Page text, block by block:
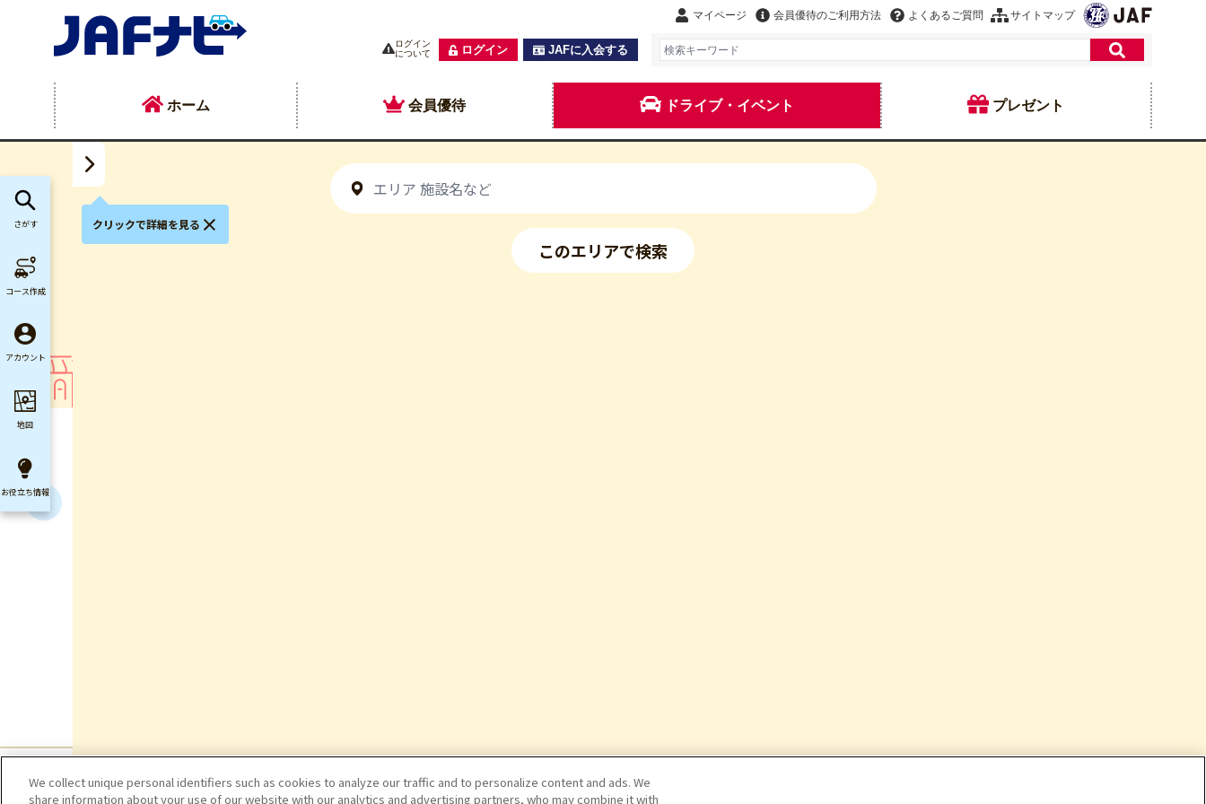
マイページ 会員優待のご利用方法 よくあるご質問 サイトマップ
ログイン
について
ログイン JAFに入会する
ホーム 会員優待 ドライブ・イベント プレゼント
このエリアで検索
クリックで詳細を見る
さがす
コース作成
アカウント
地図
お役立ち情報
We collect unique personal identifiers such as cookies to analyze our traffic and to personalize content and ads. We
share information about your use of our website with our analytics and advertising partners, who may combine it with